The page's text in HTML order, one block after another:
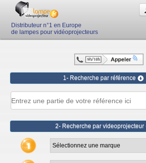
Distributeur n°1 en Europe
de lampes pour vidéoprojecteurs
1- Recherche par référence
2- Recherche par videoprojecteur